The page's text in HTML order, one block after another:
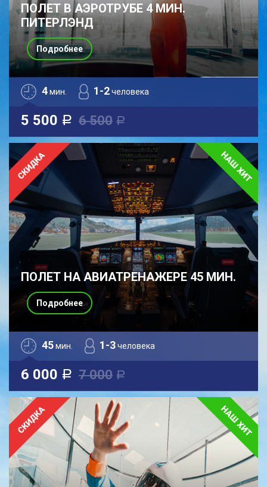
ПОЛЕТ В АЭРОТРУБЕ 4 МИН.
ПИТЕРЛЭНД
4мин. 1-2человека
5 500 a 6 500 a
Подробнее
ПОЛЕТ НА АВИАТРЕНАЖЕРЕ 45 МИН.
45мин. 1-3человека
6 000 a 7 000 a
Подробнее